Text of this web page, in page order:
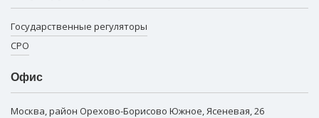
Государственные регуляторы
СРО
Офис
Москва, район Орехово-Борисово Южное, Ясеневая, 26